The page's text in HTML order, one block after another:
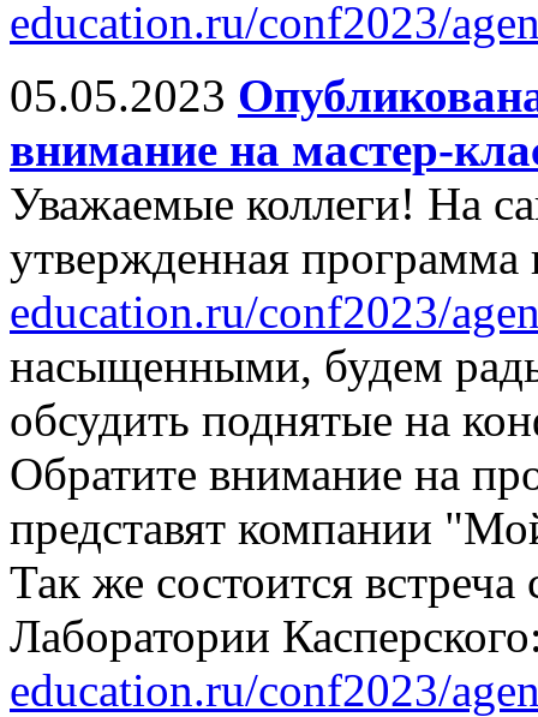
education.ru/conf2023/
05.05.2023
внимание на мастер-
Уважаемые коллеги! На
утвержденная
education.ru/conf2023/
насыщенными, будем
обсудить поднятые на
Обратите внимание на
представят компании
Так же состоится встреча
Лаборатории
education.ru/conf2023/